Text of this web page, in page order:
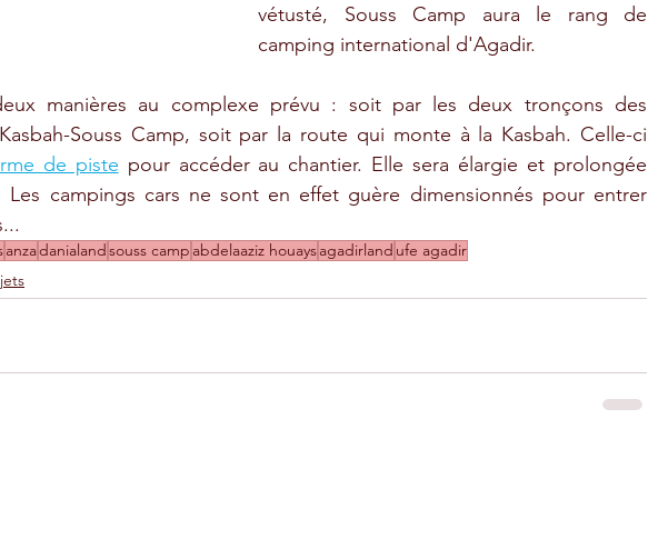
vétusté, Souss Camp aura le rang de
camping international d'Agadir.
manières au complexe prévu : soit par les deux tronçons des
Souss Camp, soit par la route qui monte à la Kasbah. Celle-ci
de piste pour accéder au chantier. Elle sera élargie et prolongée
Les campings cars ne sont en effet guère dimensionnés pour entrer
anzadanialandsouss camp abdelaaziz houaysagadirland ufe agadir